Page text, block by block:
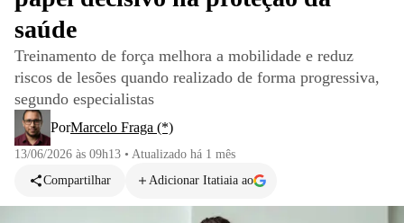
saúde
Treinamento de força melhora a mobilidade e reduz
riscos de lesões quando realizado de forma progressiva,
segundo especialistas
PorMarcelo Fraga (*)
13/06/2026 às 09h13 • Atualizado há 1 mês
Compartilhar
Adicionar Itatiaia ao